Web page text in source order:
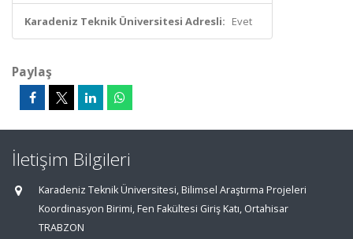
Karadeniz Teknik Üniversitesi Adresli: Evet
Paylaş
İletişim Bilgileri
Karadeniz Teknik Üniversitesi, Bilimsel Araştırma Projeleri
Koordinasyon Birimi, Fen Fakültesi Giriş Katı, Ortahisar
TRABZON